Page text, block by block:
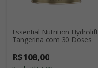
Essential Nutrition Hydrolift
Tangerina com 30 Doses
R$108,00